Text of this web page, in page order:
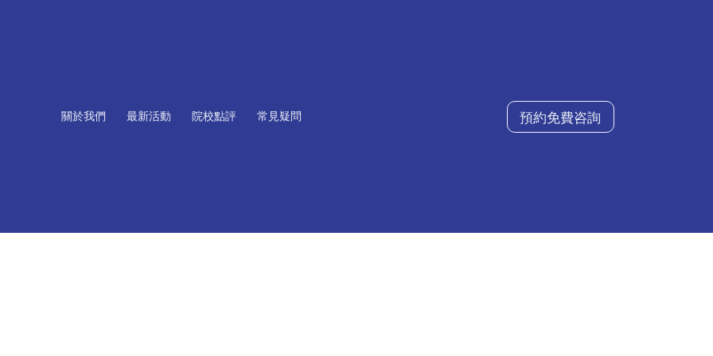
關於我們 最新活動 院校點評 常見疑問 預約免費咨詢